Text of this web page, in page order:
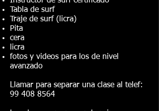
Tabla de surf
Traje de surf (licra)
Pita
cera
licra
fotos y videos para los de nivel
avanzado
Llamar para separar una clase al telef:
99 408 8564